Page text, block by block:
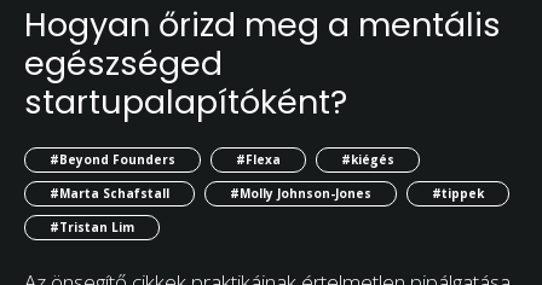
Hogyan őrizd meg a mentális
egészséged
startupalapítóként?
#Beyond Founders #Flexa
#kiégés
#Marta Schafstall
#Molly Johnson-Jones
#tippek
#Tristan Lim